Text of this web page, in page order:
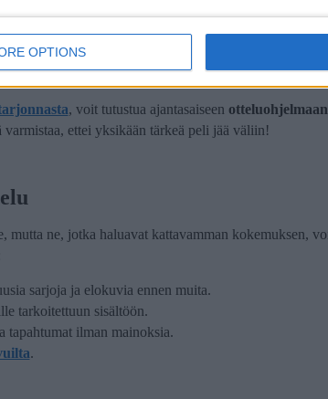
OPTIONS
Palvelu näyttää suoria lähetyksiä
Italian Serie A:sta.
, voit tutustua ajantasaiseen otteluohjelmaan
ettei yksikään tärkeä peli jää väliin!
ne, jotka haluavat kattavamman kokemuksen,
sarjoja ja elokuvia ennen muita.
tarkoitettuun sisältöön.
tapahtumat ilman mainoksia.
.